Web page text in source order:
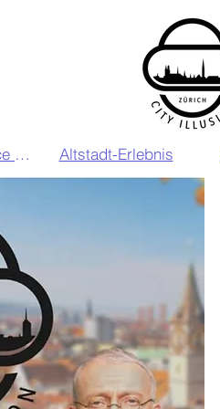
VIP VR Experience Zurich Altstadt-Erlebnis